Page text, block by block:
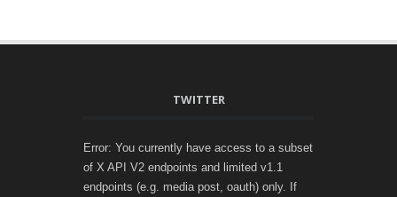
TWITTER
Error: You currently have access to a subset
of X API V2 endpoints and limited v1.1
endpoints (e.g. media post, oauth) only. If